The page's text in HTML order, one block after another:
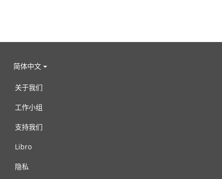
简体中文
关于我们
工作小组
支持我们
Libro
隐私